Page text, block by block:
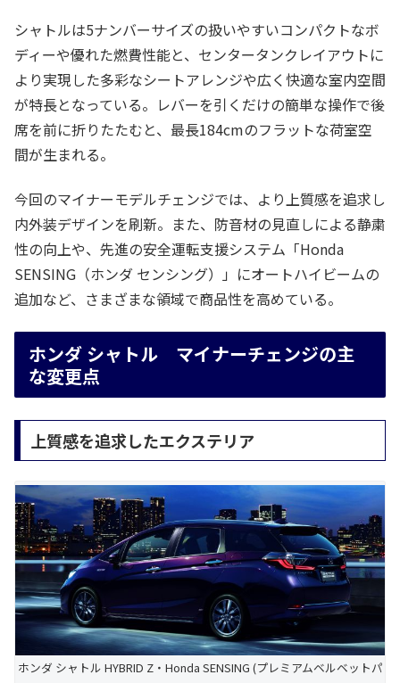
シャトルは5ナンバーサイズの扱いやすいコンパクトなボ
ディーや優れた燃費性能と、センタータンクレイアウトに
より実現した多彩なシートアレンジや広く快適な室内空間
が特長となっている。レバーを引くだけの簡単な操作で後
席を前に折りたたむと、最長184cmのフラットな荷室空
間が生まれる。
今回のマイナーモデルチェンジでは、より上質感を追求し
内外装デザインを刷新。また、防音材の見直しによる静粛
性の向上や、先進の安全運転支援システム「Honda
SENSING（ホンダ センシング）」にオートハイビームの
追加など、さまざまな領域で商品性を高めている。
ホンダ シャトル マイナーチェンジの主
な変更点
上質感を追求したエクステリア
ホンダ シャトル HYBRID Z・Honda SENSING (プレミアムベルベットパ